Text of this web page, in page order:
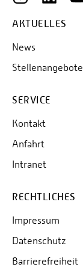
AKTUELLES
News
Stellenangebote
SERVICE
Kontakt
Anfahrt
Intranet
RECHTLICHES
Impressum
Datenschutz
Barrierefreiheit